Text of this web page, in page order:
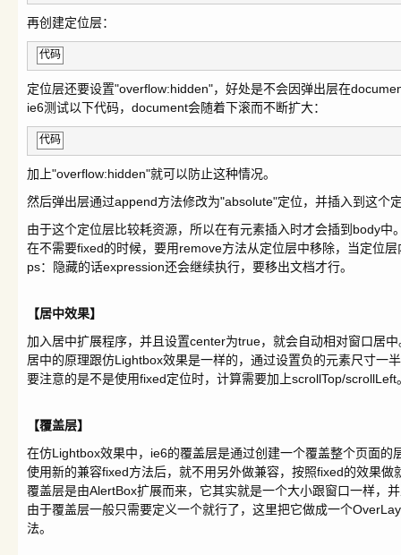
再创建定位层：
代码
定位层还要设置"overflow:hidden"，好处是不会因弹出层在
ie6测试以下代码，document会随着下滚而不断扩大：
代码
加上"overflow:hidden"就可以防止这种情况。
然后弹出层通过append方法修改为"absolute"定位，并插入到这个
由于这个定位层比较耗资源，所以在有元素插入时才会插到body中
在不需要fixed的时候，要用remove方法从定位层中移除，当定位
ps：隐藏的话expression还会继续执行，要移出文档才行。
【居中效果】
加入居中扩展程序，并且设置center为true，就会自动相对窗口居中
居中的原理跟仿Lightbox效果是一样的，通过设置负的元素尺寸一
要注意的是不是使用fixed定位时，计算需要加上scrollTop/scrollLeft
【覆盖层】
在仿Lightbox效果中，ie6的覆盖层是通过创建一个覆盖整个页面的
使用新的兼容fixed方法后，就不用另外做兼容，按照fixed的效果做
覆盖层是由AlertBox扩展而来，它其实就是一个大小跟窗口一样，
由于覆盖层一般只需要定义一个就行了，这里把它做成一个
法。